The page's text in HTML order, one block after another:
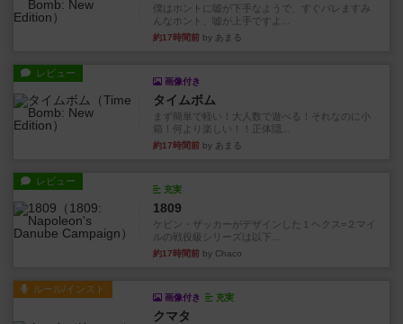
僕はホントに嘘が下手なようで、すぐバレますみ
んなホント、嘘が上手ですよ...
約17時間前 by あまる
レビュー
画像付き
タイムボム
まず簡単で軽い！大人数で遊べる！それなのに小
箱！何より楽しい！！正体隠...
約17時間前 by あまる
レビュー
充実
1809
ケビン・ザッカーがデザインした１ヘクス=２マイ
ルの戦役級シリーズは以下...
約17時間前 by Chaco
ルール/インスト
画像付き 充実
クマタ